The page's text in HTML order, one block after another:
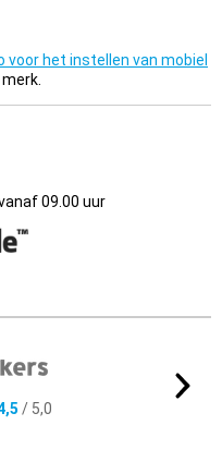
voor het instellen van mobiel
09.00 uur
/ 5,0